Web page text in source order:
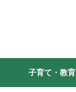
子育て・教育